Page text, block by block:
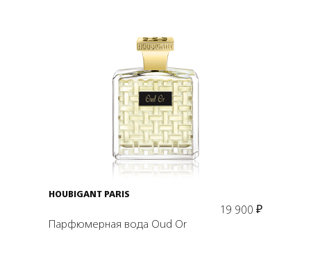
Подробнее
В корзину
HOUBIGANT PARIS
19 900 ₽
Парфюмерная вода Oud Or